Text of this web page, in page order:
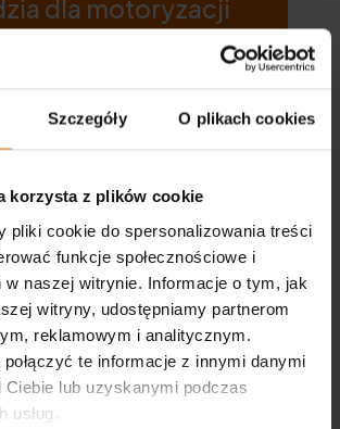
Szczegóły O plikach cookies
korzysta z plików cookie
pliki cookie do spersonalizowania treści
funkcje społecznościowe i
w naszej witrynie. Informacje o tym, jak
witryny, udostępniamy partnerom
reklamowym i analitycznym.
te informacje z innymi danymi
lub uzyskanymi podczas
dla motoryzacji